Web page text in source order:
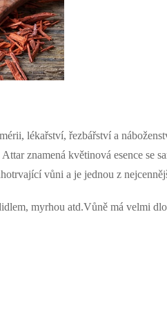
lékařství, řezbářství a
znamená květinová esence se
vůni a je jednou z
myrhou atd.Vůně má velmi